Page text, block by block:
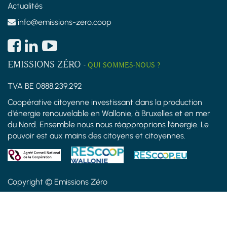
Actualités
info@emissions-zero.coop
EMISSIONS ZÉRO - QUI SOMMES-NOUS ?
TVA BE 0888.239.292
Coopérative citoyenne investissant dans la production
d'énergie renouvelable en Wallonie, à Bruxelles et en mer
du Nord. Ensemble nous nous réapproprions l'énergie. Le
pouvoir est aux mains des citoyens et citoyennes.
Copyright © Emissions Zéro